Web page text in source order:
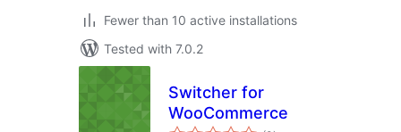
Fewer than 10 active installations
Tested with 7.0.2
Switcher for
WooCommerce
total